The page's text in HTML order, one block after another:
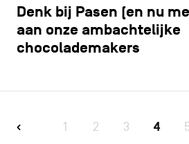
Denk bij Pasen (en nu
aan onze ambachtelijke
chocolademakers
1 2 3 4 5